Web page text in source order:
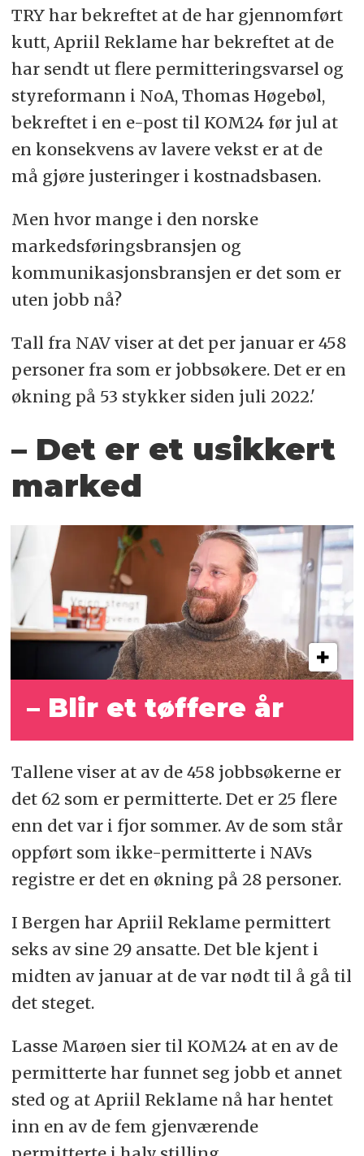
TRY har bekreftet at de har gjennomført
kutt, Apriil Reklame har bekreftet at de
har sendt ut flere permitteringsvarsel og
styreformann i NoA, Thomas Høgebøl,
bekreftet i en e-post til KOM24 før jul at
en konsekvens av lavere vekst er at de
må gjøre justeringer i kostnadsbasen.
Men hvor mange i den norske
markedsføringsbransjen og
kommunikasjonsbransjen er det som er
uten jobb nå?
Tall fra NAV viser at det per januar er 458
personer fra som er jobbsøkere. Det er en
økning på 53 stykker siden juli 2022.'
– Det er et usikkert
marked
– Blir et tøffere år
Tallene viser at av de 458 jobbsøkerne er
det 62 som er permitterte. Det er 25 flere
enn det var i fjor sommer. Av de som står
oppført som ikke-permitterte i NAVs
registre er det en økning på 28 personer.
I Bergen har Apriil Reklame permittert
seks av sine 29 ansatte. Det ble kjent i
midten av januar at de var nødt til å gå til
det steget.
Lasse Marøen sier til KOM24 at en av de
permitterte har funnet seg jobb et annet
sted og at Apriil Reklame nå har hentet
inn en av de fem gjenværende